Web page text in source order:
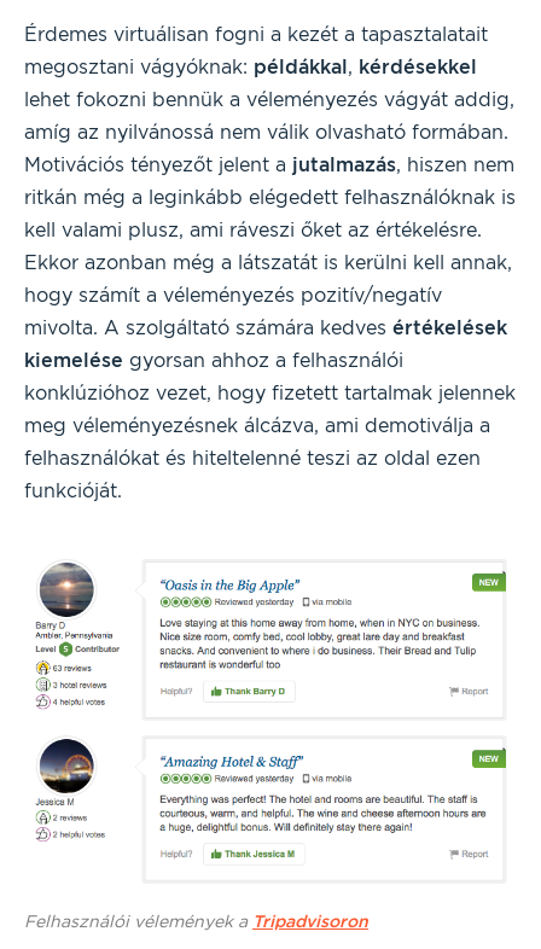
Érdemes virtuálisan fogni a kezét a tapasztalatait
megosztani vágyóknak: példákkal , kérdésekkel
lehet fokozni bennük a véleményezés vágyát addig,
amíg az nyilvánossá nem válik olvasható formában.
Motivációs tényezőt jelent a jutalmazás, hiszen nem
ritkán még a leginkább elégedett felhasználóknak is
kell valami plusz, ami ráveszi őket az értékelésre.
Ekkor azonban még a látszatát is kerülni kell annak,
hogy számít a véleményezés pozitív/negatív
mivolta. A szolgáltató számára kedves értékelések
kiemelése gyorsan ahhoz a felhasználói
konklúzióhoz vezet, hogy fizetett tartalmak jelennek
meg véleményezésnek álcázva, ami demotiválja a
felhasználókat és hiteltelenné teszi az oldal ezen
funkcióját.
Felhasználói vélemények a Tripadvisoron